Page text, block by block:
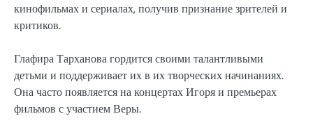
кинофильмах и сериалах, получив признание зрителей и
критиков.
Глафира Тарханова гордится своими талантливыми
детьми и поддерживает их в их творческих начинаниях.
Она часто появляется на концертах Игоря и премьерах
фильмов с участием Веры.